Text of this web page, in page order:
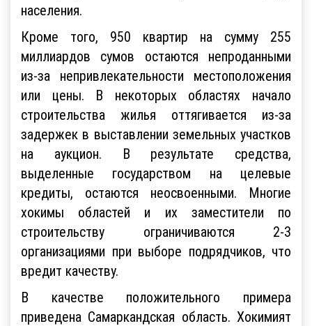
населения.
Кроме того, 950 квартир на сумму 255
миллиардов сумов остаются непроданными
из-за непривлекательности местоположения
или цены. В некоторых областях начало
строительства жилья оттягивается из-за
задержек в выставлении земельных участков
на аукцион. В результате средства,
выделенные государством на целевые
кредиты, остаются неосвоенными. Многие
хокимы областей и их заместители по
строительству ограничиваются 2-3
организациями при выборе подрядчиков, что
вредит качеству.
В качестве положительного примера
приведена Самаркандская область. Хокимият